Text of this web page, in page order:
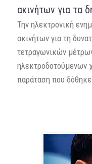
ακινήτων για τα
Την ηλεκτρονική
ακινήτων για τη
τετραγωνικών
ηλεκτροδοτούμενων
παράταση που δόθηκε